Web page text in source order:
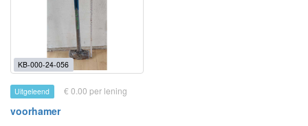
KB-000-24-056
Uitgeleend € 0.00 per lening
voorhamer